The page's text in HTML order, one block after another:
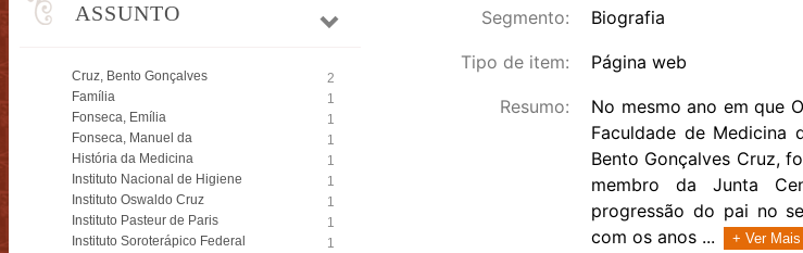
ASSUNTO
Cruz, Bento Gonçalves
2
Família
1
Fonseca, Emília
1
Fonseca, Manuel da
1
História da Medicina
1
Instituto Nacional de Higiene
1
Instituto Oswaldo Cruz
1
Instituto Pasteur de Paris
1
Instituto Soroterápico Federal
1
Segmento: Biografia
Tipo de item: Página web
Resumo:
No mesmo ano em que
Faculdade de Medicina
Bento Gonçalves Cruz,
membro da Junta
progressão do pai no
com os anos ...
+ Ver Mais